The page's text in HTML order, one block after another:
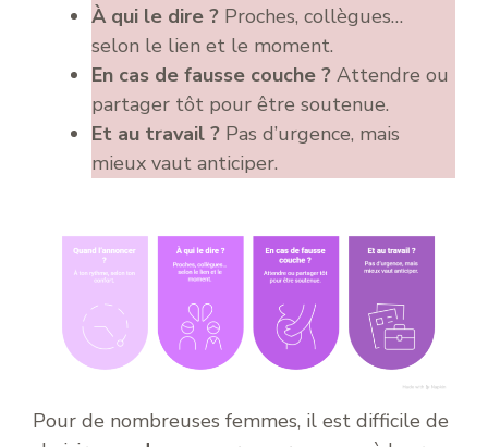
À qui le dire ? Proches, collègues…
selon le lien et le moment.
En cas de fausse couche ? Attendre ou
partager tôt pour être soutenue.
Et au travail ? Pas d’urgence, mais
mieux vaut anticiper.
Pour de nombreuses femmes, il est difficile de